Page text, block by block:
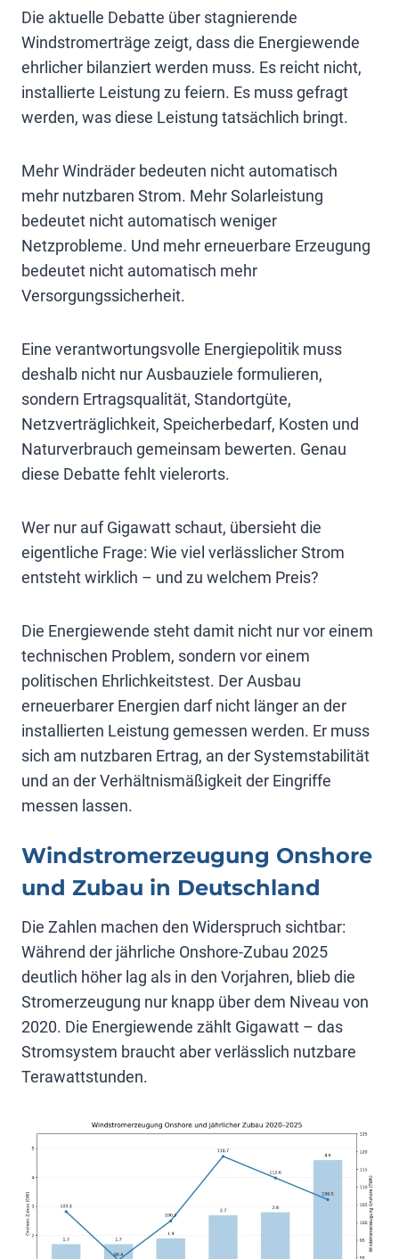
Die aktuelle Debatte über stagnierende
Windstromerträge zeigt, dass die Energiewende
ehrlicher bilanziert werden muss. Es reicht nicht,
installierte Leistung zu feiern. Es muss gefragt
werden, was diese Leistung tatsächlich bringt.
Mehr Windräder bedeuten nicht automatisch
mehr nutzbaren Strom. Mehr Solarleistung
bedeutet nicht automatisch weniger
Netzprobleme. Und mehr erneuerbare Erzeugung
bedeutet nicht automatisch mehr
Versorgungssicherheit.
Eine verantwortungsvolle Energiepolitik muss
deshalb nicht nur Ausbauziele formulieren,
sondern Ertragsqualität, Standortgüte,
Netzverträglichkeit, Speicherbedarf, Kosten und
Naturverbrauch gemeinsam bewerten. Genau
diese Debatte fehlt vielerorts.
Wer nur auf Gigawatt schaut, übersieht die
eigentliche Frage: Wie viel verlässlicher Strom
entsteht wirklich – und zu welchem Preis?
Die Energiewende steht damit nicht nur vor einem
technischen Problem, sondern vor einem
politischen Ehrlichkeitstest. Der Ausbau
erneuerbarer Energien darf nicht länger an der
installierten Leistung gemessen werden. Er muss
sich am nutzbaren Ertrag, an der Systemstabilität
und an der Verhältnismäßigkeit der Eingriffe
messen lassen.
Windstromerzeugung Onshore
und Zubau in Deutschland
Die Zahlen machen den Widerspruch sichtbar:
Während der jährliche Onshore-Zubau 2025
deutlich höher lag als in den Vorjahren, blieb die
Stromerzeugung nur knapp über dem Niveau von
2020. Die Energiewende zählt Gigawatt – das
Stromsystem braucht aber verlässlich nutzbare
Terawattstunden.